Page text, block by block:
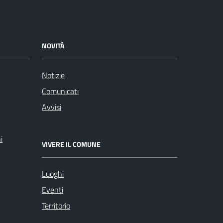
NOVITÀ
Notizie
Comunicati
Avvisi
VIVERE IL COMUNE
Luoghi
Eventi
Territorio